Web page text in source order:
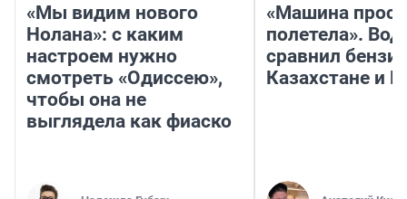
«Мы видим нового
Нолана»: с каким
настроем нужно
смотреть «Одиссею»,
чтобы она не
выглядела как фиаско
«Машина
полетела».
сравнил
Казахстане и